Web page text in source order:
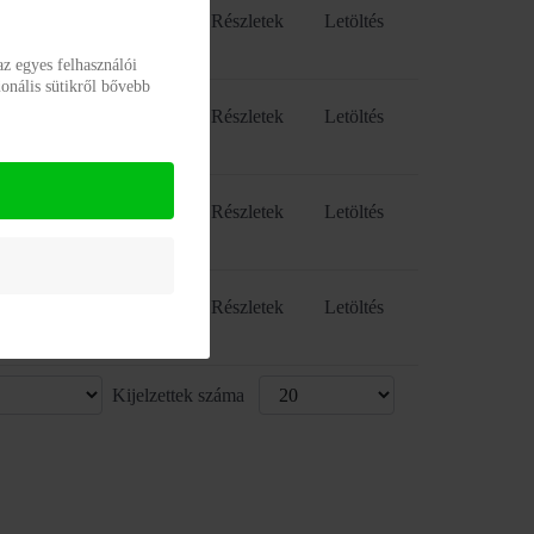
Letöltés
Részletek
Letöltés
Részletek
Letöltés
Részletek
Letöltés
Részletek
Kijelzettek száma
egyes felhasználói
sütikről bővebb